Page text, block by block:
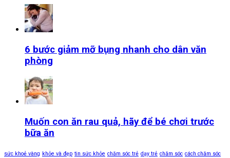
6 bước giảm mỡ bụng nhanh cho dân văn
phòng
Muốn con ăn rau quả, hãy để bé chơi trước
bữa ăn
sức khoẻ vàng khỏe và đẹp tin sức khỏe chăm sóc trẻ dạy trẻ chăm sóc cách chăm sóc